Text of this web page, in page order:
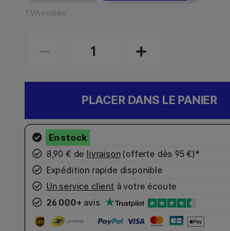
TVA incluse
PLACER DANS LE PANIER
8,90 € de livraison(offerte dès 95 €)*
Expédition rapide disponible
Un service client à votre écoute
26 000+ avis